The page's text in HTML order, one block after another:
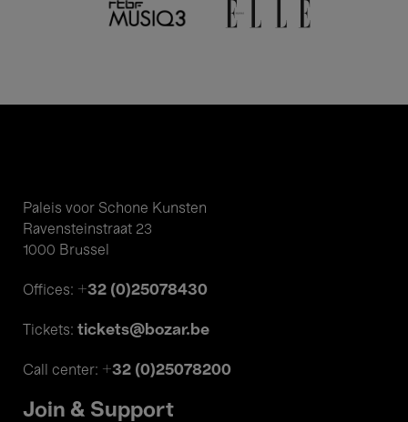
Paleis voor Schone Kunsten
Ravensteinstraat 23
1000 Brussel
Offices: +32 (0)25078430
Tickets: tickets@bozar.be
Call center: +32 (0)25078200
Join & Support